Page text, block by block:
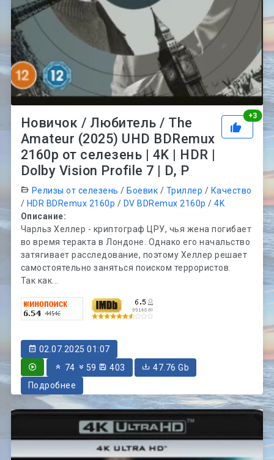
+3
Новичок / Любитель / The
Amateur (2025) UHD BDRemux
2160p от селезень | 4K | HDR |
Dolby Vision Profile 7 | D, P
Релизы от селезень / Боевик / Триллер / Качество
/ HDR BDRemux 2160p / DV BDRemux 2160p /4K
Описание:
Чарльз Хеллер - криптограф ЦРУ, чья жена погибает
во время теракта в Лондоне. Однако его начальство
затягивает расследование, поэтому Хеллер решает
самостоятельно заняться поиском террористов.
Так как...
02.07.2025 01:07
74
59 403
47.76 Gb
Подробнее